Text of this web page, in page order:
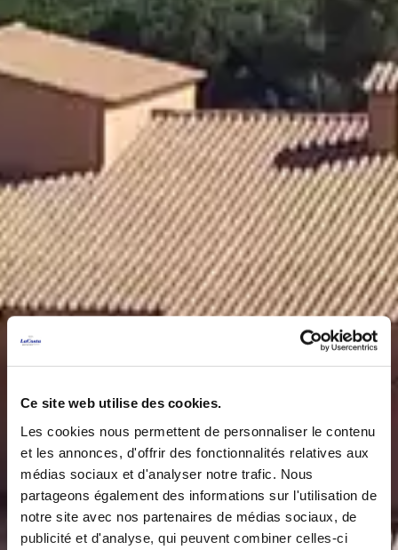
Ce site web utilise des cookies.
Les cookies nous permettent de personnaliser le contenu
et les annonces, d'offrir des fonctionnalités relatives aux
médias sociaux et d'analyser notre trafic. Nous
partageons également des informations sur l'utilisation de
notre site avec nos partenaires de médias sociaux, de
publicité et d'analyse, qui peuvent combiner celles-ci